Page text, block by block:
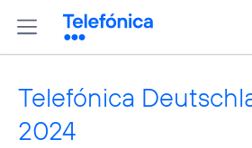
Telefónica
2024